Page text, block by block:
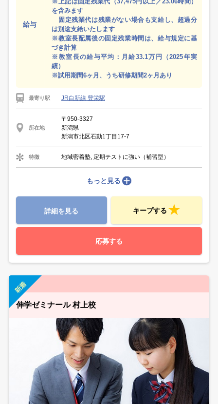
給与
を含みます
固定残業代は残業がない場合も支給し、超過分
は別途支給いたします
※教室長配属後の固定残業時間は、給与規定に基
づき計算
※教室長の給与平均：月給33.1万円（2025年実
績）
※試用期間6ヶ月、うち研修期間2ヶ月あり
最寄り駅 JR白新線 豊栄駅
所在地
〒950-3327
新潟県
新潟市北区石動1丁目17-7
特徴 地域密着塾, 定期テストに強い（補習型）
もっと見る
詳細を見る キープする
応募する
伸学ゼミナール 村上校